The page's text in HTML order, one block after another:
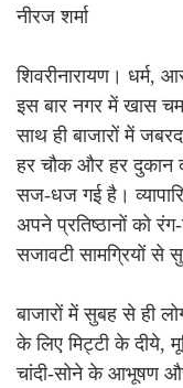
नीरज शर्मा
शिवरीनारायण। धर्म,
इस बार नगर में खास
साथ ही बाजारों में
हर चौक और हर दुकान
सज-धज गई है।
अपने प्रतिष्ठानों को
सजावटी सामग्रियों से
बाजारों में सुबह से ही
के लिए मिट्टी के दीये,
चांदी-सोने के आभूषण